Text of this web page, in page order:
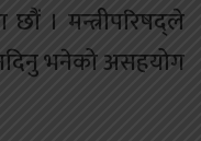
। मन्त्रीपरिषद्ले
भनेको असहयोग